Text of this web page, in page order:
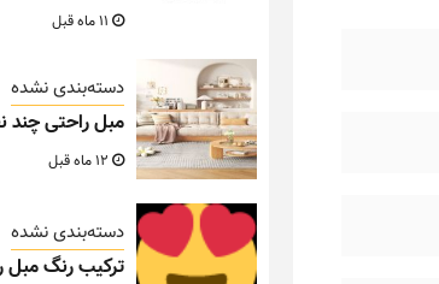
دسته‌بندی نشده
مبل راحتی چند
دسته‌بندی نشده
ترکیب رنگ